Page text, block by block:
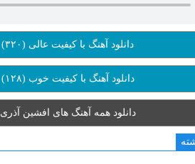
دانلود آهنگ با کیفیت عالی (۳۲۰)
دانلود آهنگ با کیفیت خوب (۱۲۸)
دانلود همه آهنگ های افشین آذری